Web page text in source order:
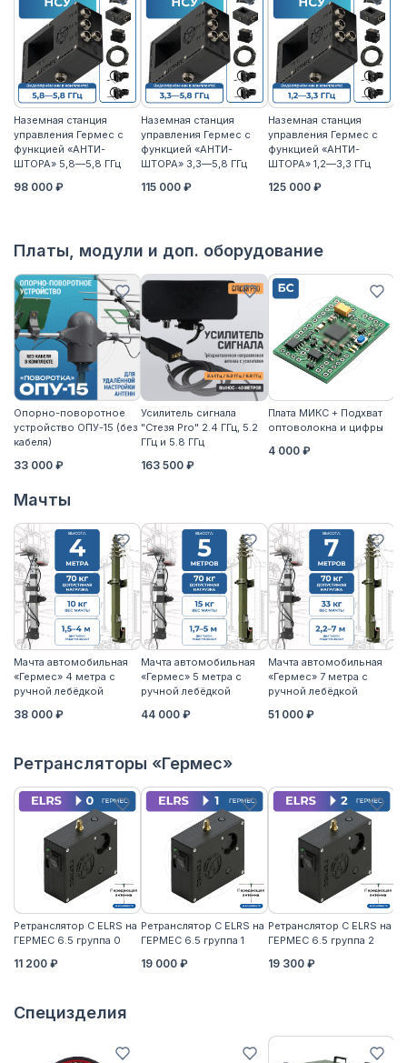
Наземная станция
управления Гермес с
функцией «АНТИ-
ШТОРА» 5,8—5,8 ГГц
98 000 ₽
Наземная станция
управления Гермес с
функцией «АНТИ-
ШТОРА» 3,3—5,8 ГГц
115 000 ₽
Наземная станция
управления Гермес с
функцией «АНТИ-
ШТОРА» 1,2—3,3 ГГц
125 000 ₽
Платы, модули и доп. оборудование
Опорно-поворотное
устройство ОПУ-15 (без
кабеля)
33 000 ₽
Усилитель сигнала
"Стезя Pro" 2.4 ГГц, 5.2
ГГц и 5.8 ГГц
163 500 ₽
Плата МИКС + Подхват
оптоволокна и цифры
4 000 ₽
Мачты
Мачта автомобильная
«Гермес» 4 метра с
ручной лебёдкой
38 000 ₽
Мачта автомобильная
«Гермес» 5 метра с
ручной лебёдкой
44 000 ₽
Мачта автомобильная
«Гермес» 7 метра с
ручной лебёдкой
51 000 ₽
Ретрансляторы «Гермес»
Ретранслятор С ELRS на
ГЕРМЕС 6.5 группа 0
11 200 ₽
Ретранслятор С ELRS на
ГЕРМЕС 6.5 группа 1
19 000 ₽
Ретранслятор С ELRS на
ГЕРМЕС 6.5 группа 2
19 300 ₽
Специзделия